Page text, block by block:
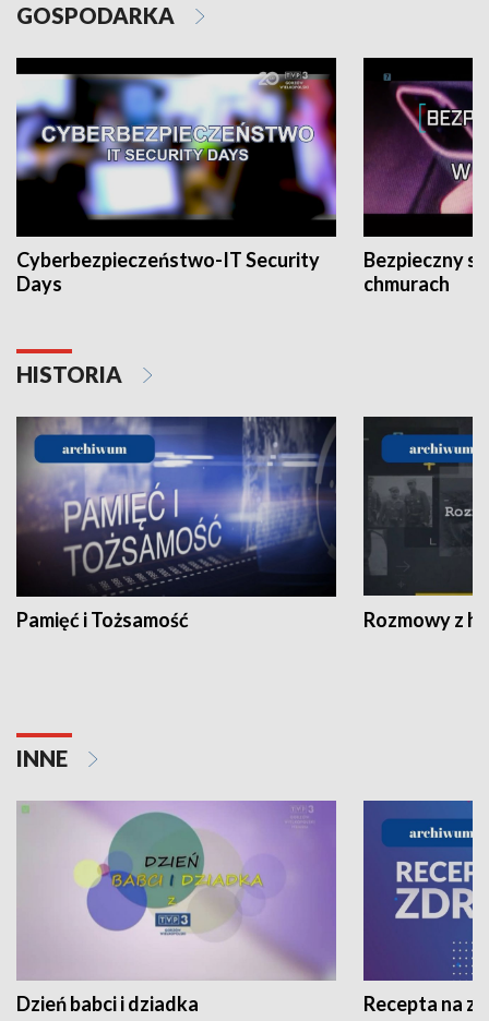
GOSPODARKA
Cyberbezpieczeństwo-IT Security
Days
Bezpieczny
chmurach
HISTORIA
Pamięć i Tożsamość Rozmowy z
INNE
Dzień babci i dziadka Recepta na